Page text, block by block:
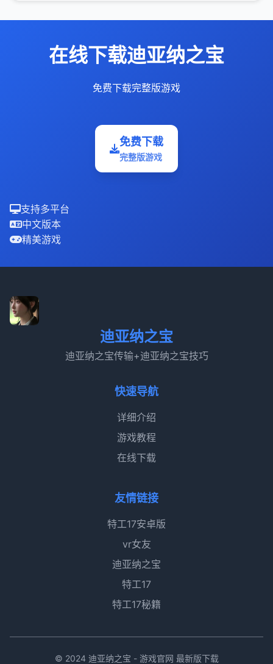
在线下载迪亚纳之宝
免费下载完整版游戏
免费下载
完整版游戏
支持多平台
中文版本
精美游戏
迪亚纳之宝
迪亚纳之宝传输+迪亚纳之宝技巧
快速导航
详细介绍
游戏教程
在线下载
友情链接
特工17安卓版
vr女友
迪亚纳之宝
特工17
特工17秘籍
© 2024 迪亚纳之宝 - 游戏官网 最新版下载